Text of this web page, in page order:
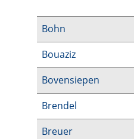
Bohn
Bouaziz
Bovensiepen
Brendel
Breuer